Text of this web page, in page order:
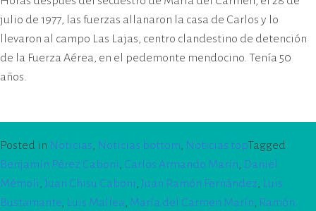
julio de 1977, las fuerzas allanaron la casa de Carlos y lo
llevaron al campo Las Lajas, centro clandestino de detención
de la Fuerza Aérea, en el pedemonte mendocino. Tenía 50
años.
Posted in Noticias, Noticias bottom, Noticias topTagged
Benjamín Pérez Caboni, Carlos Armando Marín, Daniel
Mémoli, Juan Chisu Caboni, Juan Ramón Fernández, Luis
Bustamante, Luis Mallea, María del Carmen Marín, Ramón